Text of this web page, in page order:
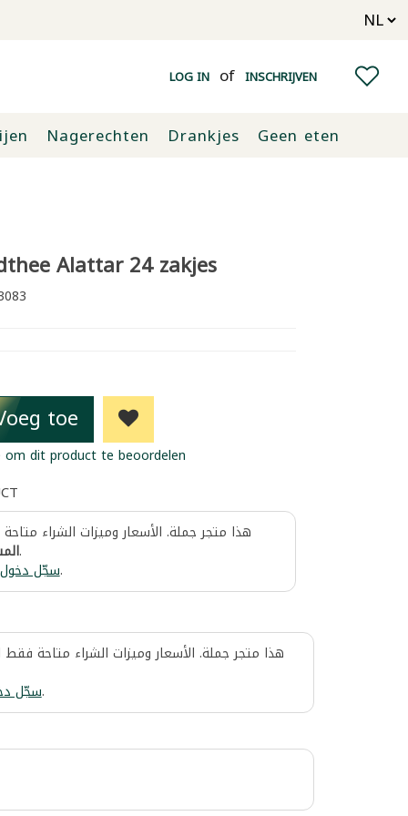
LOG IN of INSCHRIJVEN
Nagerechten Drankjes
Geen eten
Alattar 24 zakjes
toe
om dit product te beoordelen
هذا متجر جملة. الأسعار وميزات الشراء
.
سجّل دخول.
هذا متجر جملة. الأسعار وميزات الشراء متاحة
سجّل.